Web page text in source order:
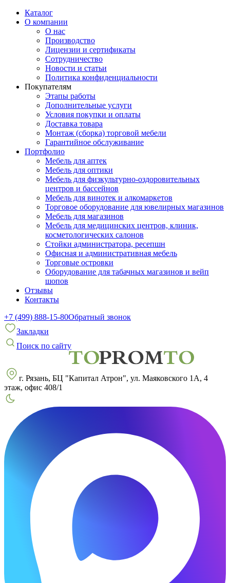
Каталог
О компании
О нас
Производство
Лицензии и сертификаты
Сотрудничество
Новости и статьи
Политика конфиденциальности
Покупателям
Этапы работы
Дополнительные услуги
Условия покупки и оплаты
Доставка товара
Монтаж (сборка) торговой мебели
Гарантийное обслуживание
Портфолио
Мебель для аптек
Мебель для оптики
Мебель для физкультурно-оздоровительных
центров и бассейнов
Мебель для винотек и алкомаркетов
Торговое оборудование для ювелирных магазинов
Мебель для магазинов
Мебель для медицинских центров, клиник,
косметологических салонов
Стойки администратора, ресепшн
Офисная и административная мебель
Торговые островки
Оборудование для табачных магазинов и вейп
шопов
Отзывы
Контакты
+7 (499) 888-15-80Обратный звонок
Закладки
Поиск по сайту
г. Рязань, БЦ "Капитал Атрон", ул. Маяковского 1А, 4
этаж, офис 408/1